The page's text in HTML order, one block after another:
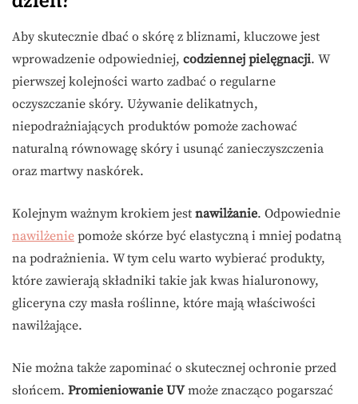
Aby skutecznie dbać o skórę z bliznami, kluczowe jest
wprowadzenie odpowiedniej, codziennej pielęgnacji. W
pierwszej kolejności warto zadbać o regularne
oczyszczanie skóry. Używanie delikatnych,
niepodrażniających produktów pomoże zachować
naturalną równowagę skóry i usunąć zanieczyszczenia
oraz martwy naskórek.
Kolejnym ważnym krokiem jest nawilżanie. Odpowiednie
nawilżenie pomoże skórze być elastyczną i mniej podatną
na podrażnienia. W tym celu warto wybierać produkty,
które zawierają składniki takie jak kwas hialuronowy,
gliceryna czy masła roślinne, które mają właściwości
nawilżające.
Nie można także zapominać o skutecznej ochronie przed
słońcem. Promieniowanie UVmoże znacząco pogarszać